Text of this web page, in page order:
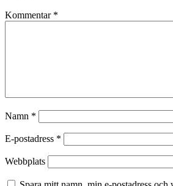
Kommentar *
Namn *
E-postadress *
Webbplats